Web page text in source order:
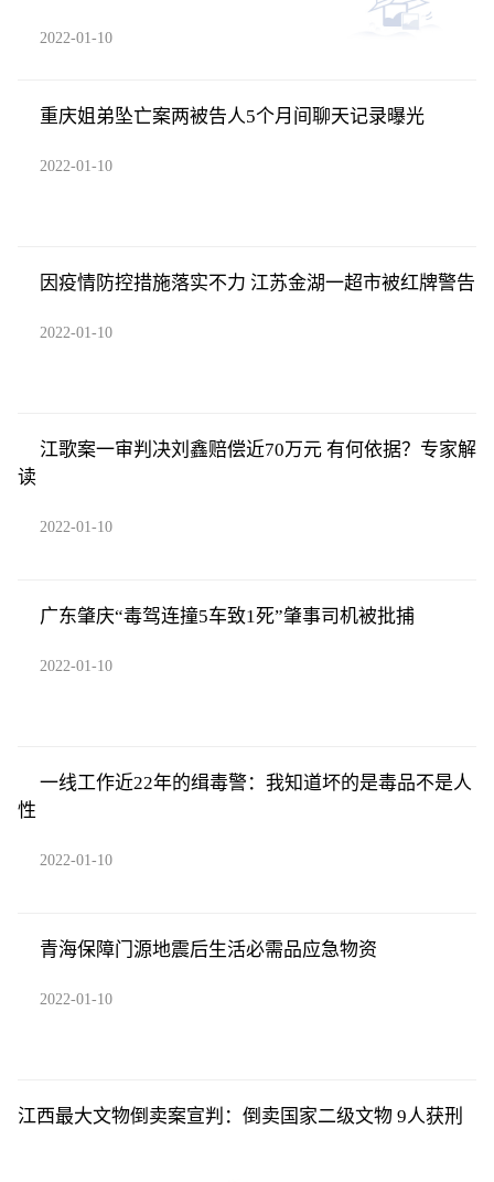
2022-01-10
重庆姐弟坠亡案两被告人5个月间聊天记录曝光
2022-01-10
因疫情防控措施落实不力 江苏金湖一超市被红牌警告
2022-01-10
江歌案一审判决刘鑫赔偿近70万元 有何依据？专家解
读
2022-01-10
广东肇庆“毒驾连撞5车致1死”肇事司机被批捕
2022-01-10
一线工作近22年的缉毒警：我知道坏的是毒品不是人
性
2022-01-10
青海保障门源地震后生活必需品应急物资
2022-01-10
江西最大文物倒卖案宣判：倒卖国家二级文物 9人获刑